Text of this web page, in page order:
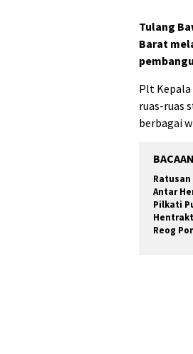
Tulang
Barat
Plt Kepala
ruas-ruas
berbagai
Ratusan
Antar
Pilkati
Reog